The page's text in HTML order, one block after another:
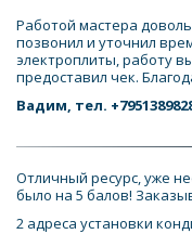
Работой мастера
позвонил и уточнил
электроплиты, работу
предоставил чек.
Вадим, тел.
Отличный ресурс, уже
было на 5 балов!
2 адреса установки